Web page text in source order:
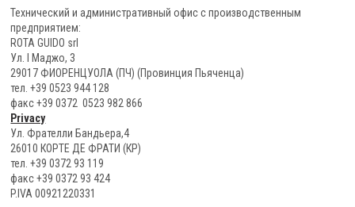
Технический и административный офис с производственным
предприятием:
ROTA GUIDO srl
Ул. I Маджо, 3
29017 ФИОРЕНЦУОЛА (ПЧ) (Провинция Пьяченца)
тел. +39 0523 944 128
факс +39 0372 0523 982 866
Privacy
Ул. Фрателли Бандьера,4
26010 КОРТЕ ДЕ ФРАТИ (КР)
тел. +39 0372 93 119
факс +39 0372 93 424
P.IVA 00921220331